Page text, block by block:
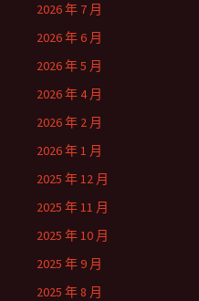
2026 年 7 月
2026 年 6 月
2026 年 5 月
2026 年 4 月
2026 年 2 月
2026 年 1 月
2025 年 12 月
2025 年 11 月
2025 年 10 月
2025 年 9 月
2025 年 8 月